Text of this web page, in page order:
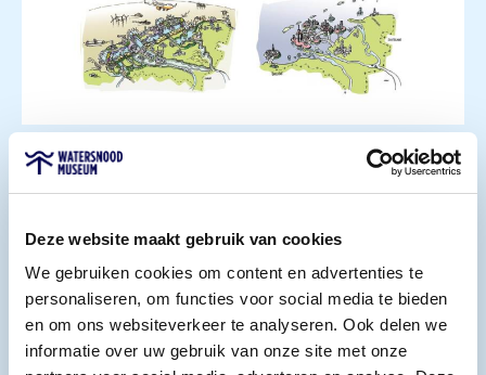
Deze website maakt gebruik van cookies
We gebruiken cookies om content en advertenties te
personaliseren, om functies voor social media te bieden
en om ons websiteverkeer te analyseren. Ook delen we
informatie over uw gebruik van onze site met onze
Delta Wealth
Welke aanpassingen heeft de Zuidwestelijke Delta
klimaatverandering te doorstaan? Dit is een van de
grootste vragen van het Delta Wealth project. Om deze
vraag te beantwoorden, werken veel verschillende